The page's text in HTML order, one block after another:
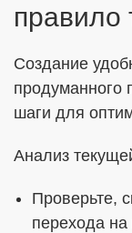
правило
Создание
продуманного
шаги для
Анализ
Проверьте,
перехода